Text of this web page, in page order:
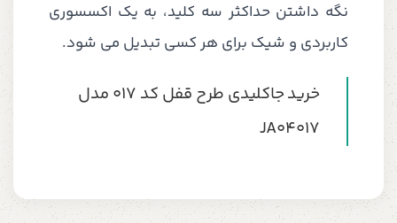
نگه داشتن حداکثر سه کلید، به یک اکسسوری
کاربردی و شیک برای هر کسی تبدیل می شود.
خرید جاکلیدی طرح قفل کد 017 مدل
JA04017